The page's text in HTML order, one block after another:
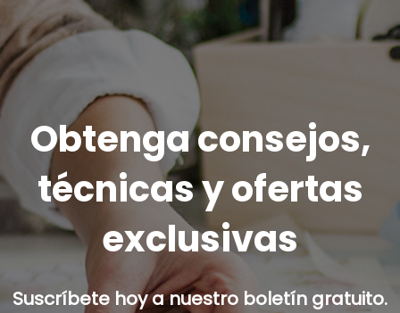
Obtenga consejos,
técnicas y ofertas
exclusivas
Suscríbete hoy a nuestro boletín gratuito.